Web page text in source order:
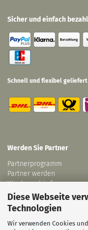
Diese Webseite
Technologien
Wir verwenden Cookies
Sicher und einfach
Schnell und flexibel
Werden Sie Partner
Partnerprogramm
Partner werden
Wiederverkäufer
Links